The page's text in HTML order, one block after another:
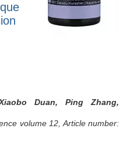
Duan, Ping Zhang,
volume 12, Article number: